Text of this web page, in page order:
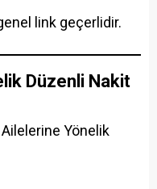
link geçerlidir.
Düzenli Nakit
Yönelik